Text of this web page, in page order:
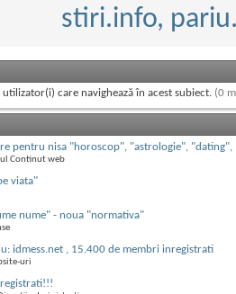
stiri.info,
care navighează în acest subiect. (0
pentru nisa "horoscop", "astrologie",
Continut web
viata"
nume" - noua "normativa"
idmess.net , 15.400 de membri inregistrati
uri